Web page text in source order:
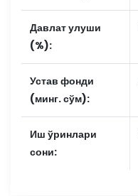
Давлат улуши
(%):
Устав фонди
(минг. сўм):
Иш ўринлари
сони: